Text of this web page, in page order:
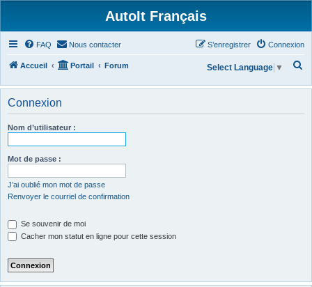
AutoIt Français
FAQ Nous contacter Connexion
S’enregistrer
Accueil Portail Forum
h
Select Language ▼
Connexion
Nom d’utilisateur :
Mot de passe :
J’ai oublié mon mot de passe
Renvoyer le courriel de confirmation
Se souvenir de moi
Cacher mon statut en ligne pour cette session